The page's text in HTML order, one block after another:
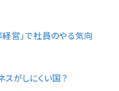
営」で社員のやる気向
がしにくい国？